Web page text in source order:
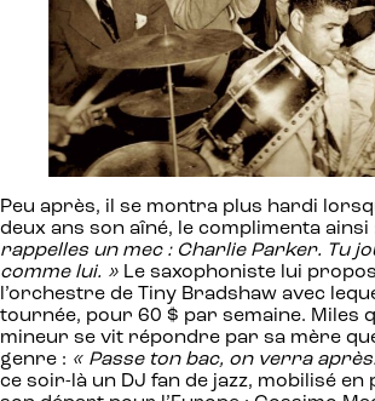
Peu après, il se montra plus hardi
deux ans son aîné, le complimenta ainsi
rappelles un mec : Charlie Parker. Tu
comme lui. » Le saxophoniste lui
l’orchestre de Tiny Bradshaw avec
tournée, pour 60 $ par semaine. Miles
mineur se vit répondre par sa mère
genre : « Passe ton bac, on verra
ce soir-là un DJ fan de jazz, mobilisé